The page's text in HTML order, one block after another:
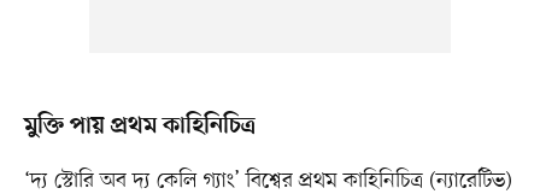
মুক্তি পায় প্রথম কাহিনিচিত্র
‘দ্য স্টোরি অব দ্য কেলি গ্যাং’ বিশ্বের প্রথম কাহিনিচিত্র (ন্যারেটিভ)